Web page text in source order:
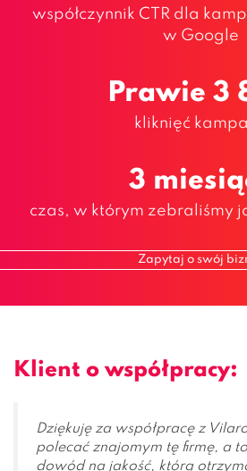
współczynnik CTR dla
w Google
Prawie 3
kliknięć
3
czas, w którym zebraliśmy
Zapytaj o swój
Klient o współpracy:
Dziękuję za współpracę z
polecać znajomym tę firmę, a
dowód na jakość, którą